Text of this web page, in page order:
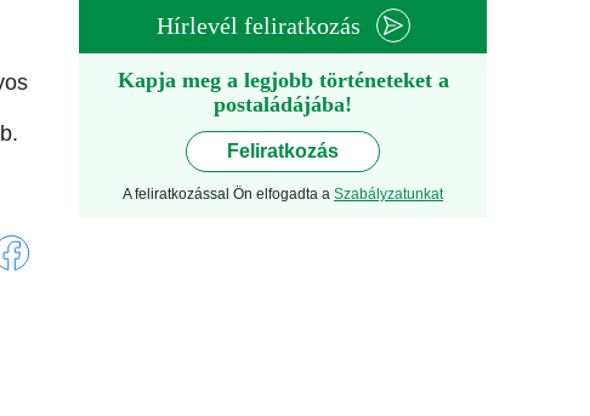
Hírlevél feliratkozás
Kapja meg a legjobb történeteket a
postaládájába!
Feliratkozás
A feliratkozással Ön elfogadta a Szabályzatunkat